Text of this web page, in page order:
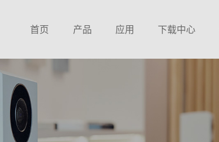
首页 产品
8 Bit MTP单片机
通用型8Bit Flash单片机
应用
音响方案
下载中心